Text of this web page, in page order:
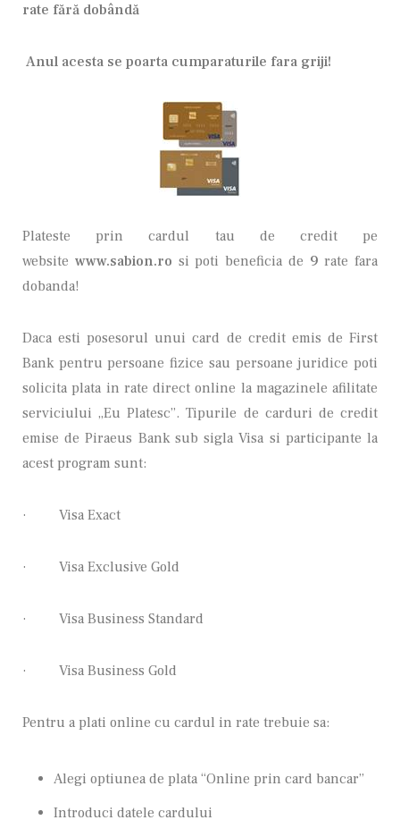
rate fără dobândă
Anul acesta se poarta cumparaturile fara griji!
Plateste prin cardul tau de credit pe
website www.sabion.ro si poti beneficia de 9rate fara
dobanda!
Daca esti posesorul unui card de credit emis de First
Bank pentru persoane fizice sau persoane juridice poti
solicita plata in rate direct online la magazinele afilitate
serviciului „Eu Platesc”. Tipurile de carduri de credit
emise de Piraeus Bank sub sigla Visa si participante la
acest program sunt:
· Visa Exact
· Visa Exclusive Gold
· Visa Business Standard
· Visa Business Gold
Pentru a plati online cu cardul in rate trebuie sa:
Alegi optiunea de plata “Online prin card bancar”
Introduci datele cardului